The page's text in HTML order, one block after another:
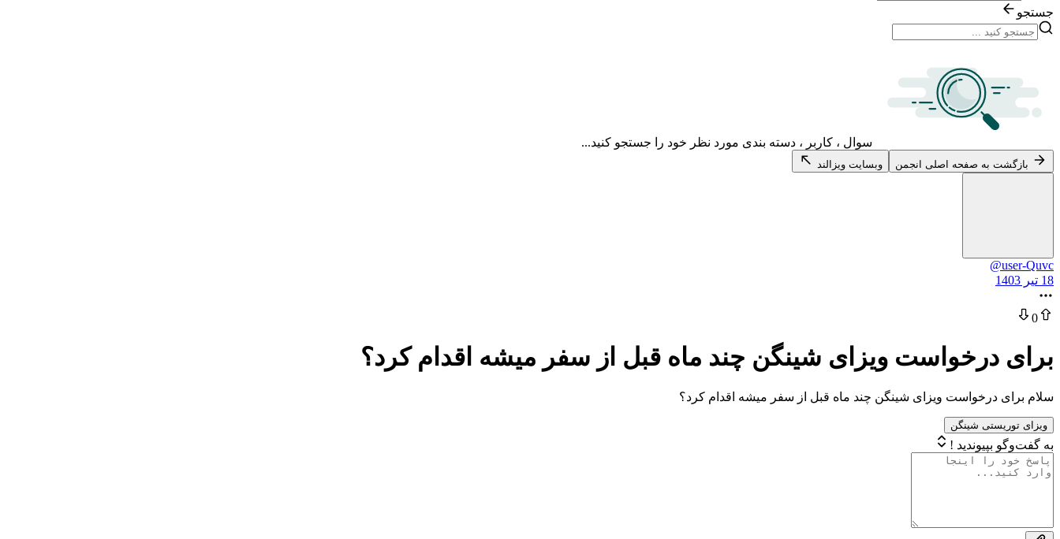
جستجو
سوال ، کاربر ، دسته بندی مورد نظر خود را جستجو کنید...
بازگشت به صفحه اصلی انجمن وبسایت ویزالند
@user-Quvc
18 تیر 1403
0
برای درخواست ویزای شینگن چند ماه قبل از سفر میشه اقدام کرد؟
سلام برای درخواست ویزای شینگن چند ماه قبل از سفر میشه اقدام کرد؟
ویزای توریستی شینگن
به گفت‌وگو بپیوندید !